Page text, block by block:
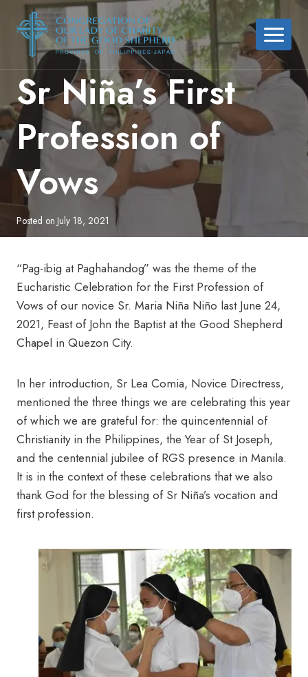
Sr Niña’s First
Profession of
Vows
Posted on July 18, 2021
“Pag-ibig at Paghahandog” was the theme of the
Eucharistic Celebration for the First Profession of
Vows of our novice Sr. Maria Niña Niño last June 24,
2021, Feast of John the Baptist at the Good Shepherd
Chapel in Quezon City.
In her introduction, Sr Lea Comia, Novice Directress,
mentioned the three things we are celebrating this year
of which we are grateful for: the quincentennial of
Christianity in the Philippines, the Year of St Joseph,
and the centennial jubilee of RGS presence in Manila.
It is in the context of these celebrations that we also
thank God for the blessing of Sr Niña’s vocation and
first profession.